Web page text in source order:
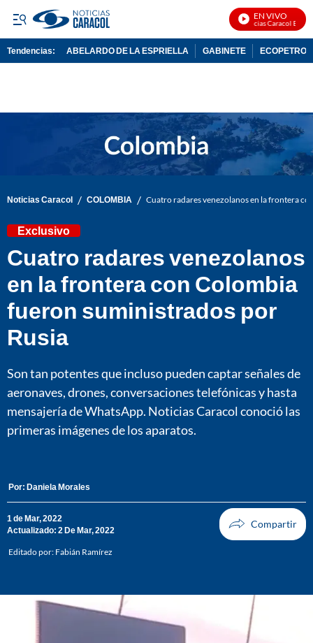
EN VIVO
Noticias Caracol En Vivo
Tendencias: ABELARDO DE LA ESPRIELLA GABINETE ECOPETROL
Noticias Caracol / COLOMBIA / Cuatro radares venezolanos en la frontera
Exclusivo
Cuatro radares venezolanos
en la frontera con Colombia
fueron suministrados por
Rusia
Son tan potentes que incluso pueden captar señales de
aeronaves, drones, conversaciones telefónicas y hasta
mensajería de WhatsApp. Noticias Caracol conoció las
primeras imágenes de los aparatos.
Por: Daniela Morales
1 de Mar, 2022
Actualizado: 2 De Mar, 2022
Editado por: Fabián Ramírez